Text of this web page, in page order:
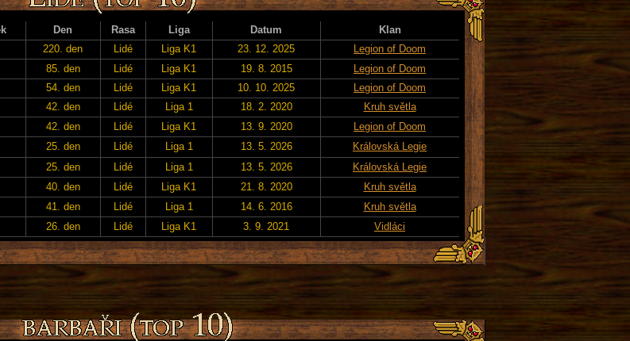
Den Rasa Liga Datum
Klan
220. den Lidé Liga K1 23. 12. 2025
Legion of Doom
85. den Lidé Liga K1 19. 8. 2015
Legion of Doom
54. den Lidé Liga K1 10. 10. 2025
Legion of Doom
42. den Lidé Liga 1 18. 2. 2020
Kruh světla
42. den Lidé Liga K1 13. 9. 2020
Legion of Doom
25. den Lidé Liga 1 13. 5. 2026
Královská Legie
25. den Lidé Liga 1 13. 5. 2026
Královská Legie
40. den Lidé Liga K1 21. 8. 2020
Kruh světla
41. den Lidé Liga 1 14. 6. 2016
Kruh světla
26. den Lidé Liga K1 3. 9. 2021 Vidláci